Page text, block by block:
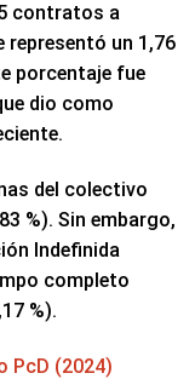
contratos a
representó un 1,76
porcentaje fue
dio como
del colectivo
%). Sin embargo,
Indefinida
completo
%).
PcD (2024)